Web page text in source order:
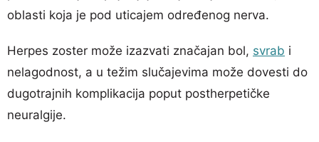
oblasti koja je pod uticajem određenog nerva.
Herpes zoster može izazvati značajan bol, svrab i
nelagodnost, a u težim slučajevima može dovesti do
dugotrajnih komplikacija poput postherpetičke
neuralgije.